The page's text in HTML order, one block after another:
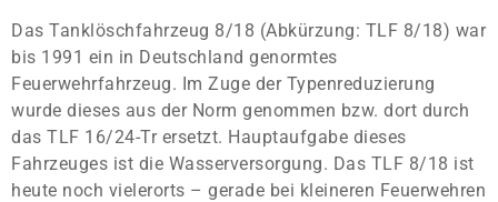
Das Tanklöschfahrzeug 8/18 (Abkürzung: TLF 8/18) war
bis 1991 ein in Deutschland genormtes
Feuerwehrfahrzeug. Im Zuge der Typenreduzierung
wurde dieses aus der Norm genommen bzw. dort durch
das TLF 16/24-Tr ersetzt. Hauptaufgabe dieses
Fahrzeuges ist die Wasserversorgung. Das TLF 8/18 ist
heute noch vielerorts – gerade bei kleineren Feuerwehren